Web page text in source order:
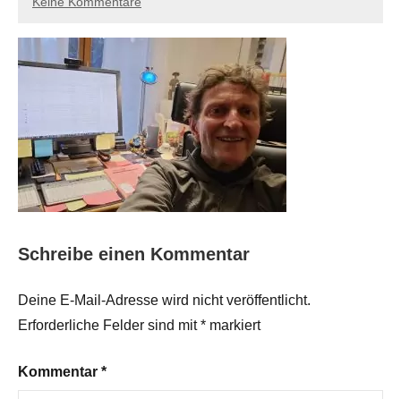
Schreibe einen Kommentar
Deine E-Mail-Adresse wird nicht veröffentlicht.
Erforderliche Felder sind mit* markiert
Kommentar *